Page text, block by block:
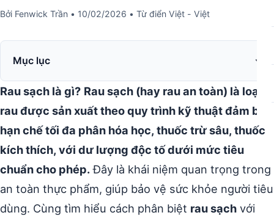
Bởi Fenwick Trần • 10/02/2026 • Từ điển Việt - Việt
Mục lục
Rau sạch là gì? Rau sạch (hay rau an toàn) là loại
rau được sản xuất theo quy trình kỹ thuật đảm bảo
hạn chế tối đa phân hóa học, thuốc trừ sâu, thuốc
kích thích, với dư lượng độc tố dưới mức tiêu
chuẩn cho phép.Đây là khái niệm quan trọng trong
an toàn thực phẩm, giúp bảo vệ sức khỏe người tiêu
dùng. Cùng tìm hiểu cách phân biệt rau sạch với